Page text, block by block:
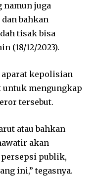
namun juga
bahkan
tisak bisa
(18/12/2023).
aparat kepolisian
untuk mengungkap
tersebut.
atau bahkan
akan
publik,
ini,” tegasnya.